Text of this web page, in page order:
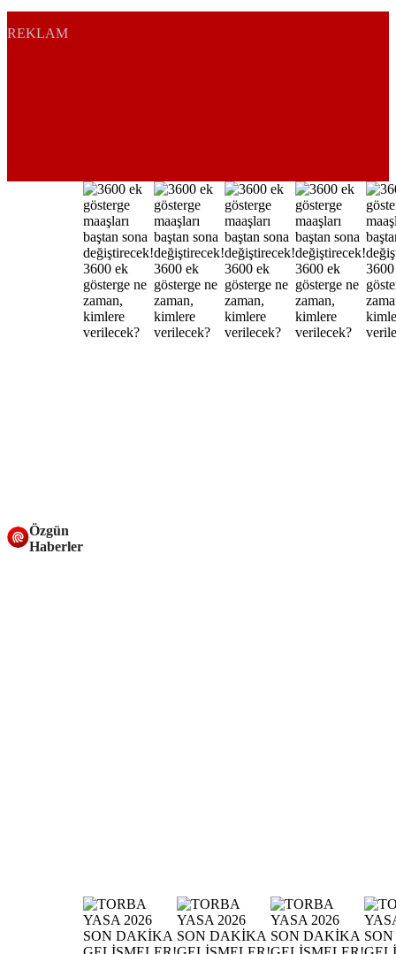
REKLAM
Özgün
Haberler